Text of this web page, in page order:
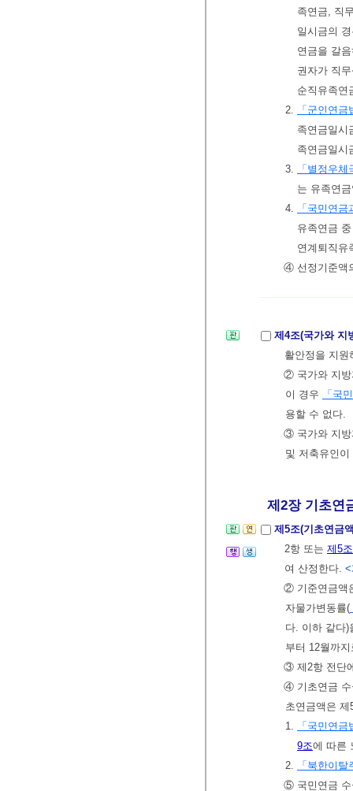
족연금, 직
일시금의
연금을 갈
권자가 직
순직유족연
2.
「군인연금
족연금일
족연금일시
3.
「별정우체
는 유족연
4.
「국민연
유족연금
연계퇴직유
④ 선정기준액
제4조(국가와 지
활안정을 지
② 국가와 지방
이 경우
「국
용할 수 없다.
③ 국가와 지방
및 저축유인
제2장 기초연금
제5조(기초연금
2항 또는 제5
여 산정한다. <
② 기준연금액
자물가변동률(
다. 이하 같다
부터 12월까
③ 제2항 전단
④ 기초연금 수
초연금액은
1.
「국민연금
9조에 따른
2.
「북한이
⑤ 국민연금 수